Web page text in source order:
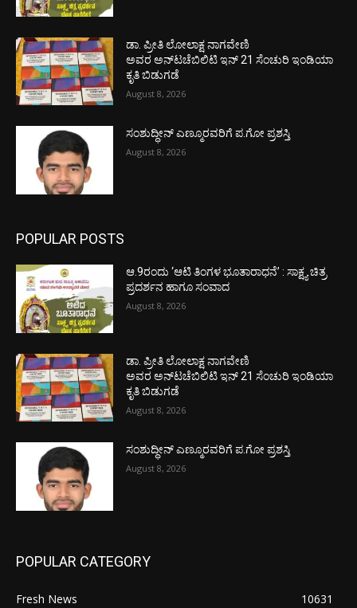
ಡಾ. ಪ್ರೀತಿ ಲೋಲಾಕ್ಷ ನಾಗವೇಣಿ
ಅವರ ಅನ್‌ಟಚೆಬಿಲಿಟಿ ಇನ್ 21 ಸೆಂಚುರಿ ಇಂಡಿಯಾ
ಕೃತಿ ಬಿಡುಗಡೆ
August 8, 2026
ಸಂಶುದ್ಧೀನ್ ಎಣ್ಮೂರವರಿಗೆ ಪ.ಗೋ ಪ್ರಶಸ್ತಿ
August 8, 2026
POPULAR POSTS
ಆ.9ರಂದು ‘ಆಟಿ ತಿಂಗಳ ಭೂತಾರಾಧನೆ’ : ಸಾಕ್ಷ್ಯ ಚಿತ್ರ
ಪ್ರದರ್ಶನ ಹಾಗೂ ಸಂವಾದ
August 8, 2026
ಡಾ. ಪ್ರೀತಿ ಲೋಲಾಕ್ಷ ನಾಗವೇಣಿ
ಅವರ ಅನ್‌ಟಚೆಬಿಲಿಟಿ ಇನ್ 21 ಸೆಂಚುರಿ ಇಂಡಿಯಾ
ಕೃತಿ ಬಿಡುಗಡೆ
August 8, 2026
ಸಂಶುದ್ಧೀನ್ ಎಣ್ಮೂರವರಿಗೆ ಪ.ಗೋ ಪ್ರಶಸ್ತಿ
August 8, 2026
POPULAR CATEGORY
Fresh News
10631